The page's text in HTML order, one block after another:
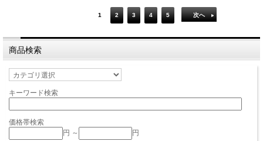
1 2 3 4 5 次へ
商品検索
キーワード検索
価格帯検索
円 ～
円